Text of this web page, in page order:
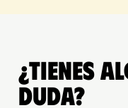
¿Tienes
duda?